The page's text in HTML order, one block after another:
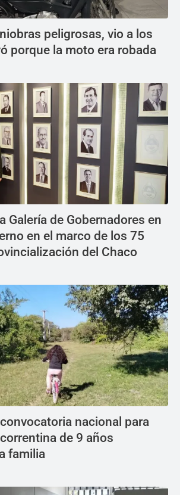
peligrosas, vio a los
porque la moto era robada
Galería de Gobernadores en
en el marco de los 75
del Chaco
nacional para
de 9 años
familia